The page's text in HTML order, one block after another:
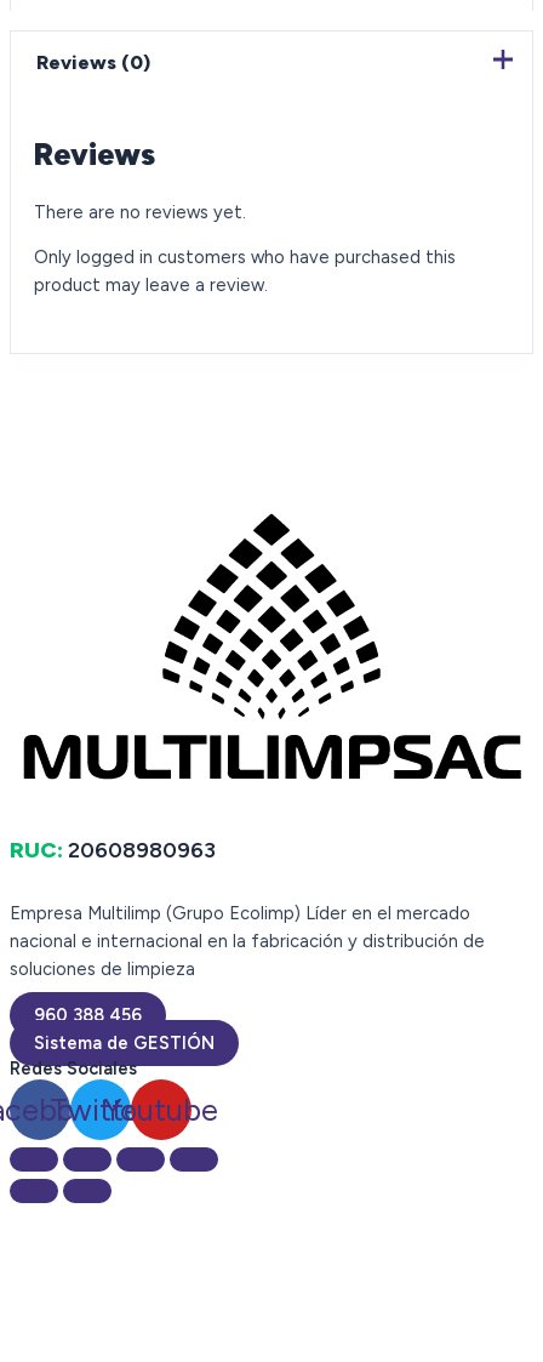
Reviews (0)
Reviews
There are no reviews yet.
Only logged in customers who have purchased this
product may leave a review.
RUC: 20608980963
Empresa Multilimp (Grupo Ecolimp) Líder en el mercado
nacional e internacional en la fabricación y distribución de
soluciones de limpieza
960 388 456
Sistema de GESTIÓN
Redes Sociales
TwitterYoutube